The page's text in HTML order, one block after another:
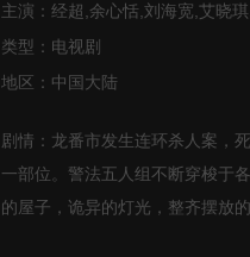
主演： 经超,余心恬,刘海宽,艾晓
类型： 电视剧
地区： 中国大陆
剧情： 龙番市发生连环杀人案，
一部位。警法五人组不断穿梭于
的屋子，诡异的灯光，整齐摆放